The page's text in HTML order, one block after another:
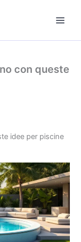
con queste
idee per piscine